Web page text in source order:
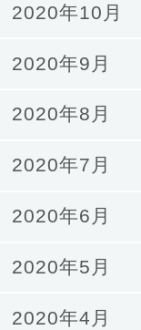
2020年10月
2020年9月
2020年8月
2020年7月
2020年6月
2020年5月
2020年4月